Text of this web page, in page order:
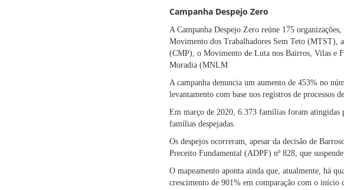
Campanha Despejo Zero
A Campanha Despejo Zero reúne 175
Movimento dos Trabalhadores Sem Teto (MTST),
(CMP), o Movimento de Luta nos Bairros, Vilas e
Moradia (MNLM
A campanha denuncia um aumento de 453% no
levantamento com base nos registros de processos
Em março de 2020, 6.373 famílias foram atingidas
famílias despejadas.
Os despejos ocorreram, apesar da decisão de
Preceito Fundamental (ADPF) nº 828, que
O mapeamento aponta ainda que, atualmente, há
crescimento de 901% em comparação com o início